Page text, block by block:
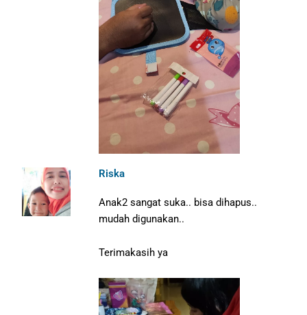
Riska
Anak2 sangat suka.. bisa dihapus..
mudah digunakan..
Terimakasih ya